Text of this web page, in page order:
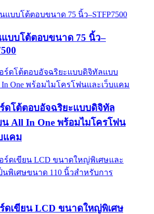
บบโต้ตอบขนาด 75 นิ้ว–
ดโต้ตอบอัจฉริยะแบบดิจิทัล
All In One พร้อมไมโครโฟน
แคม
ดเขียน LCD ขนาดใหญ่พิเศษ